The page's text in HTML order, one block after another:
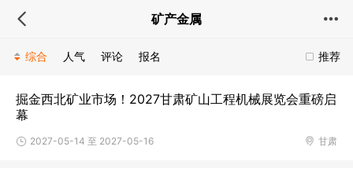
矿产金属
推荐
综合 人气 评论 报名
掘金西北矿业市场！2027甘肃矿山工程机械展览会重磅启
幕
甘肃
2027-05-14 至 2027-05-16